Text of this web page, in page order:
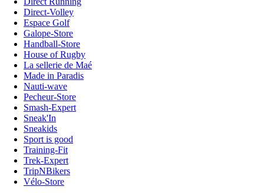
Direct-Volley
Espace Golf
Galope-Store
Handball-Store
House of Rugby
La sellerie de Maé
Made in Paradis
Nauti-wave
Pecheur-Store
Smash-Expert
Sneak'In
Sneakids
Sport is good
Training-Fit
Trek-Expert
TripNBikers
Vélo-Store